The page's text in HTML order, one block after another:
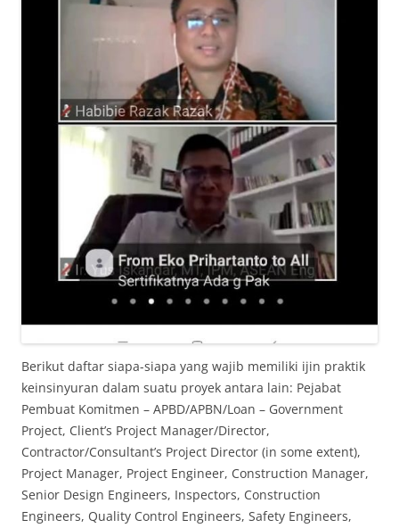
Berikut daftar siapa-siapa yang wajib memiliki ijin praktik
keinsinyuran dalam suatu proyek antara lain: Pejabat
Pembuat Komitmen – APBD/APBN/Loan – Government
Project, Client’s Project Manager/Director,
Contractor/Consultant’s Project Director (in some extent),
Project Manager, Project Engineer, Construction Manager,
Senior Design Engineers, Inspectors, Construction
Engineers, Quality Control Engineers, Safety Engineers,